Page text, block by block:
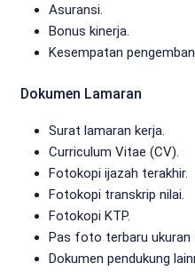
Asuransi.
Bonus kinerja.
Kesempatan
Dokumen Lamaran
Surat lamaran kerja.
Curriculum Vitae (CV).
Fotokopi ijazah terakhir.
Fotokopi transkrip nilai.
Fotokopi KTP.
Pas foto terbaru ukuran
Dokumen pendukung